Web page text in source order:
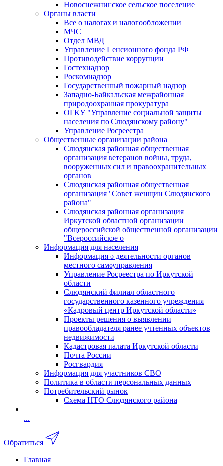
Новоснежнинское сельское поселение
Органы власти
Все о налогах и налогообложении
МЧС
Отдел МВД
Управление Пенсионного фонда РФ
Противодействие коррупции
Гостехнадзор
Роскомнадзор
Государственный пожарный надзор
Западно-Байкальская межрайонная
природоохранная прокуратура
ОГКУ "Управление социальной защиты
населения по Слюдянскому району"
Управление Росреестра
Общественные организации района
Слюдянская районная общественная
организация ветеранов войны, труда,
вооруженных сил и правоохранительных
органов
Слюдянская районная общественная
организация "Совет женщин Слюдянского
района"
Слюдянская районная организация
Иркутской областной организации
общероссийской общественной организации
"Всероссийское о
Информация для населения
Информация о деятельности органов
местного самоуправления
Управление Росреестра по Иркутской
области
Слюдянский филиал областного
государственного казенного учреждения
«Кадровый центр Иркутской области»
Проекты решения о выявлении
правообладателя ранее учтенных объектов
недвижимости
Кадастровая палата Иркутской области
Почта России
Росгвардия
Информация для участников СВО
Политика в области персональных данных
Потребительский рынок
Схема НТО Слюдянского района
...
Обратиться
Главная